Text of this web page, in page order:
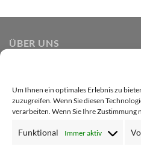
Um Ihnen ein optimales Erlebnis zu
zuzugreifen. Wenn Sie diesen
verarbeiten. Wenn Sie Ihre
Funktional Immer aktiv
ÜBER UNS
Westen mir zwei oder vier
oder Westen mit
bieten wir verschiedenste